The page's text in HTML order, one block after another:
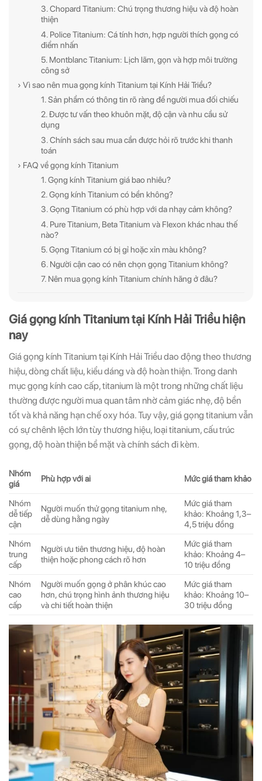
3. Chopard Titanium: Chú trọng thương hiệu và độ hoàn
thiện
4. Police Titanium: Cá tính hơn, hợp người thích gọng có
điểm nhấn
5. Montblanc Titanium: Lịch lãm, gọn và hợp môi trường
công sở
› Vì sao nên mua gọng kính Titanium tại Kính Hải Triều?
1. Sản phẩm có thông tin rõ ràng để người mua đối chiếu
2. Được tư vấn theo khuôn mặt, độ cận và nhu cầu sử
dụng
3. Chính sách sau mua cần được hỏi rõ trước khi thanh
toán
› FAQ về gọng kính Titanium
1. Gọng kính Titanium giá bao nhiêu?
2. Gọng kính Titanium có bền không?
3. Gọng Titanium có phù hợp với da nhạy cảm không?
4. Pure Titanium, Beta Titanium và Flexon khác nhau thế
nào?
5. Gọng Titanium có bị gỉ hoặc xỉn màu không?
6. Người cận cao có nên chọn gọng Titanium không?
7. Nên mua gọng kính Titanium chính hãng ở đâu?
Giá gọng kính Titanium tại Kính Hải Triều hiện
nay
Giá gọng kính Titanium tại Kính Hải Triều dao động theo thương
hiệu, dòng chất liệu, kiểu dáng và độ hoàn thiện. Trong danh
mục gọng kính cao cấp, titanium là một trong những chất liệu
thường được người mua quan tâm nhờ cảm giác nhẹ, độ bền
tốt và khả năng hạn chế oxy hóa. Tuy vậy, giá gọng titanium vẫn
có sự chênh lệch lớn tùy thương hiệu, loại titanium, cấu trúc
gọng, độ hoàn thiện bề mặt và chính sách đi kèm.
Nhóm
giá
Phù hợp với ai Mức giá tham khảo
Nhóm
dễ tiếp
cận
Người muốn thử gọng titanium nhẹ,
dễ dùng hằng ngày
Mức giá tham
khảo: Khoảng 1,3–
4,5 triệu đồng
Nhóm
trung
cấp
Người ưu tiên thương hiệu, độ hoàn
thiện hoặc phong cách rõ hơn
Mức giá tham
khảo: Khoảng 4–
10 triệu đồng
Nhóm
cao
cấp
Người muốn gọng ở phân khúc cao
hơn, chú trọng hình ảnh thương hiệu
và chi tiết hoàn thiện
Mức giá tham
khảo: Khoảng 10–
30 triệu đồng